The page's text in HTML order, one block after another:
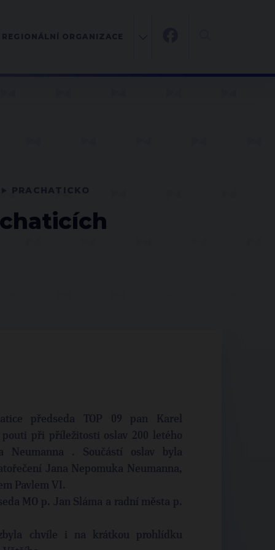
předseda TOP 09 pan Karel
při příležitosti oslav 200 letého
Neumanna . Součástí oslav byla
Jana Nepomuka Neumanna,
Pavlem VI.
MO p. Jan Sláma a radní města p.
chvíle i na krátkou prohlídku